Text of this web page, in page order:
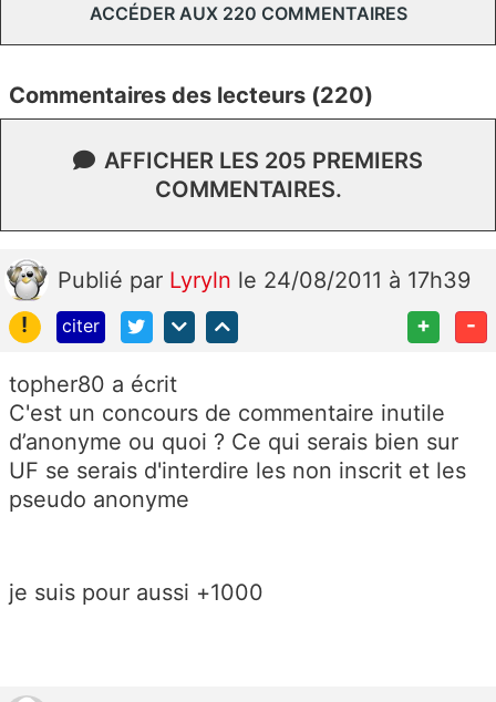
ACCÉDER AUX 220 COMMENTAIRES
Commentaires des lecteurs (220)
AFFICHER LES 205 PREMIERS
COMMENTAIRES.
Publié par Lyryln le 24/08/2011 à 17h39
!
citer + -
topher80 a écrit
C'est un concours de commentaire inutile
d’anonyme ou quoi ? Ce qui serais bien sur
UF se serais d'interdire les non inscrit et les
pseudo anonyme
je suis pour aussi +1000